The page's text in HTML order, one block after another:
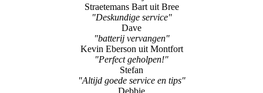
Kevin Eberson uit Montfort
"Perfect geholpen!"
Stefan
"Altijd goede service en tips"
Debbie
"snelle en vriendelijke service"
Ryan Donkersloot
"Imac onderzoek en oplossing"